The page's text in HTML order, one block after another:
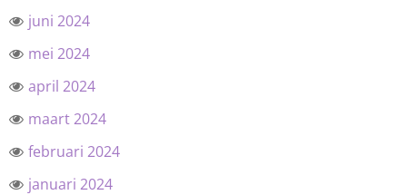
juni 2024
mei 2024
april 2024
maart 2024
februari 2024
januari 2024